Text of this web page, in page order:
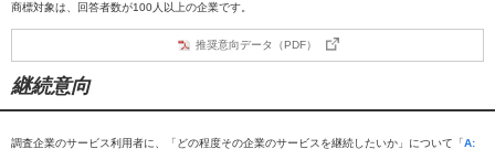
商標対象は、回答者数が100人以上の企業です。
推奨意向データ（PDF）
継続意向
調査企業のサービス利用者に、「どの程度その企業のサービスを継続したいか」について「A: